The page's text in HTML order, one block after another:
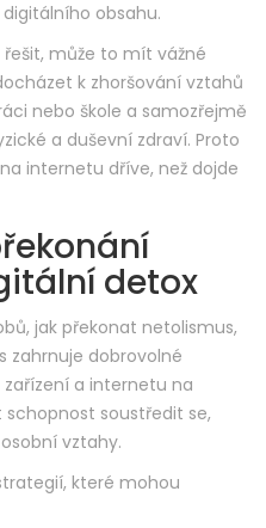
obsahu.
může to mít vážné
k zhoršování vztahů
nebo škole a samozřejmě
a duševní zdraví. Proto
internetu dříve, než dojde
detox
jak překonat netolismus,
zahrnuje dobrovolné
a internetu na
soustředit se,
vztahy.
které mohou